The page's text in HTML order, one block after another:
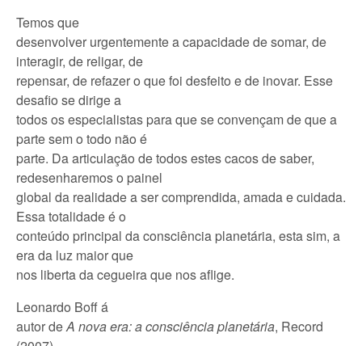
Temos que
desenvolver urgentemente a capacidade de somar, de
interagir, de religar, de
repensar, de refazer o que foi desfeito e de inovar. Esse
desafio se dirige a
todos os especialistas para que se convençam de que a
parte sem o todo não é
parte. Da articulação de todos estes cacos de saber,
redesenharemos o painel
global da realidade a ser comprendida, amada e cuidada.
Essa totalidade é o
conteúdo principal da consciência planetária, esta sim, a
era da luz maior que
nos liberta da cegueira que nos aflige.
Leonardo Boff á
autor deA nova era: a consciência planetária, Record